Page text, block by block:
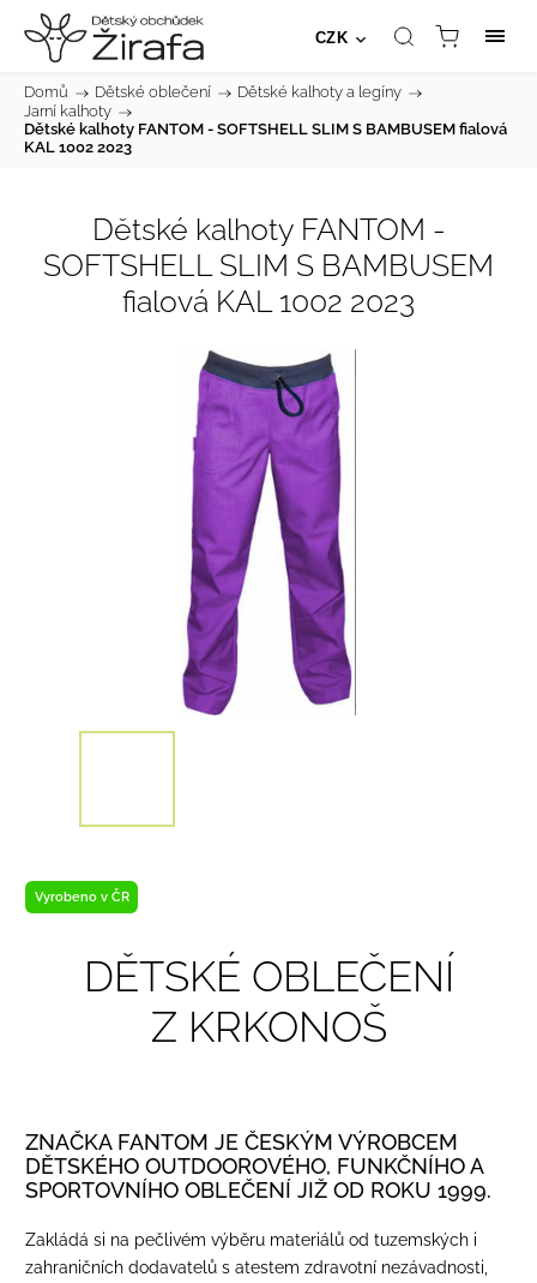
CZK
Domů / Dětské oblečení / Dětské kalhoty a legíny /
Jarní kalhoty /
Dětské kalhoty FANTOM - SOFTSHELL SLIM S BAMBUSEM fialová
KAL 1002 2023
Dětské kalhoty FANTOM -
SOFTSHELL SLIM S BAMBUSEM
fialová KAL 1002 2023
Vyrobeno v ČR
DĚTSKÉ OBLEČENÍ
Z KRKONOŠ
ZNAČKA FANTOM JE ČESKÝM VÝROBCEM
DĚTSKÉHO OUTDOOROVÉHO, FUNKČNÍHO A
SPORTOVNÍHO OBLEČENÍ JIŽ OD ROKU 1999.
Zakládá si na pečlivém výběru materiálů od tuzemských i
zahraničních dodavatelů s atestem zdravotní nezávadnosti,